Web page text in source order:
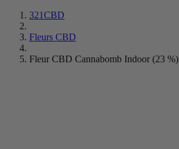
321CBD
Fleurs CBD
Fleur CBD Cannabomb Indoor (23 %)